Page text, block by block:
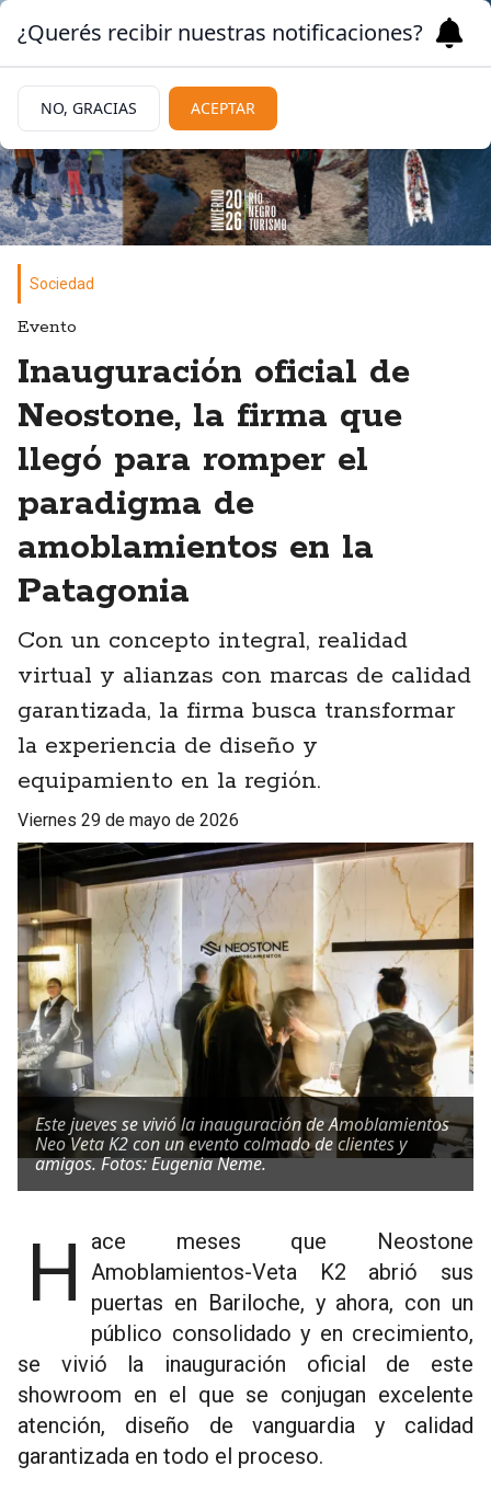
Sociedad
Evento
Inauguración oficial de
Neostone, la firma que
llegó para romper el
paradigma de
amoblamientos en la
Patagonia
Con un concepto integral, realidad
virtual y alianzas con marcas de calidad
garantizada, la firma busca transformar
la experiencia de diseño y
equipamiento en la región.
viernes 29 de mayo de 2026
Este jueves se vivió la inauguración de Amoblamientos
Neo Veta K2 con un evento colmado de clientes y
amigos. Fotos: Eugenia Neme.
Hace meses que Neostone Amoblamientos-Veta K2 abrió sus
puertas en Bariloche, y ahora, con un
público consolidado y en crecimiento,
se vivió la inauguración oficial de este
showroom en el que se conjugan excelente
atención, diseño de vanguardia y calidad
garantizada en todo el proceso.
¿Querés recibir nuestras notificaciones?
NO, GRACIAS ACEPTAR